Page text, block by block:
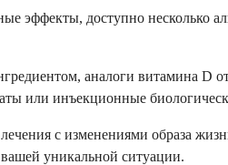
эффекты, доступно несколько
аналоги витамина D
или инъекционные
с изменениями образа
уникальной ситуации.